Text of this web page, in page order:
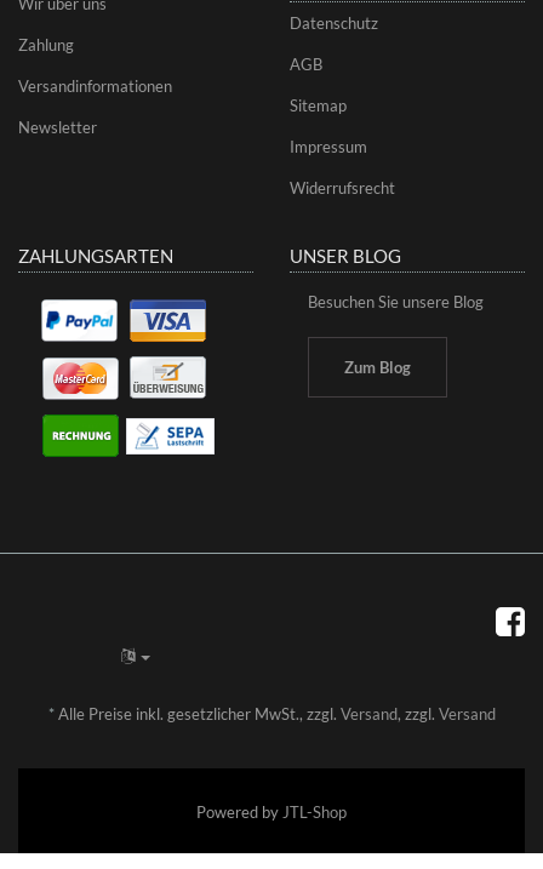
Zahlung
Versandinformationen
Newsletter
Datenschutz
AGB
Sitemap
Impressum
Widerrufsrecht
ZAHLUNGSARTEN UNSER BLOG
Besuchen Sie unsere Blog
Zum Blog
*Alle Preise inkl. gesetzlicher MwSt., zzgl. Versand, zzgl. Versand
Powered by JTL-Shop